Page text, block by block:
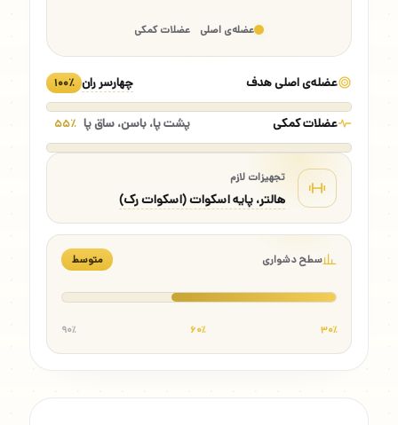
عضله‌ی اصلی عضلات کمکی
عضله‌ی اصلی هدف چهارسر ران ۱۰۰٪
عضلات کمکی پشت پا، باسن، ساق پا ۵۵٪
تجهیزات لازم
هالتر، پایه اسکوات (اسکوات رک)
سطح دشواری متوسط
۳۰٪ ۶۰٪ ۹۰٪